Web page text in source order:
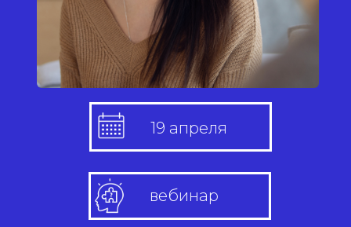
вебинар
19 апреля